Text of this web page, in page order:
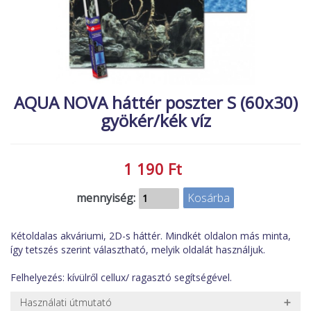
új élőlények
MACSKA
ÉLŐ ÉDESVÍZI
ÉLŐ TENGERI
NÖVÉNYEK
AQUA NOVA háttér poszter S (60x30)
gyökér/kék víz
1 190 Ft
mennyiség:
Kétoldalas akváriumi, 2D-s háttér. Mindkét oldalon más minta,
így tetszés szerint választható, melyik oldalát használjuk.
Felhelyezés: kívülről cellux/ ragasztó segítségével.
Használati útmutató